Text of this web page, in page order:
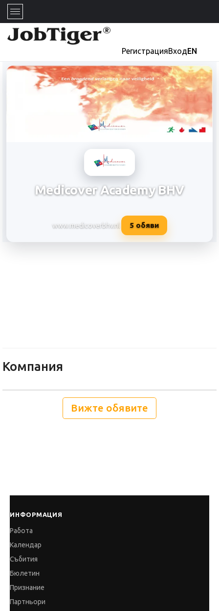
РегистрацияВходEN
Medicover Academy BHV
www.medicoverbhv.nl 5обяви
Компания
Вижте обявите
ИНФОРМАЦИЯ
Работа
Календар
Събития
Бюлетин
Признание
Партньори